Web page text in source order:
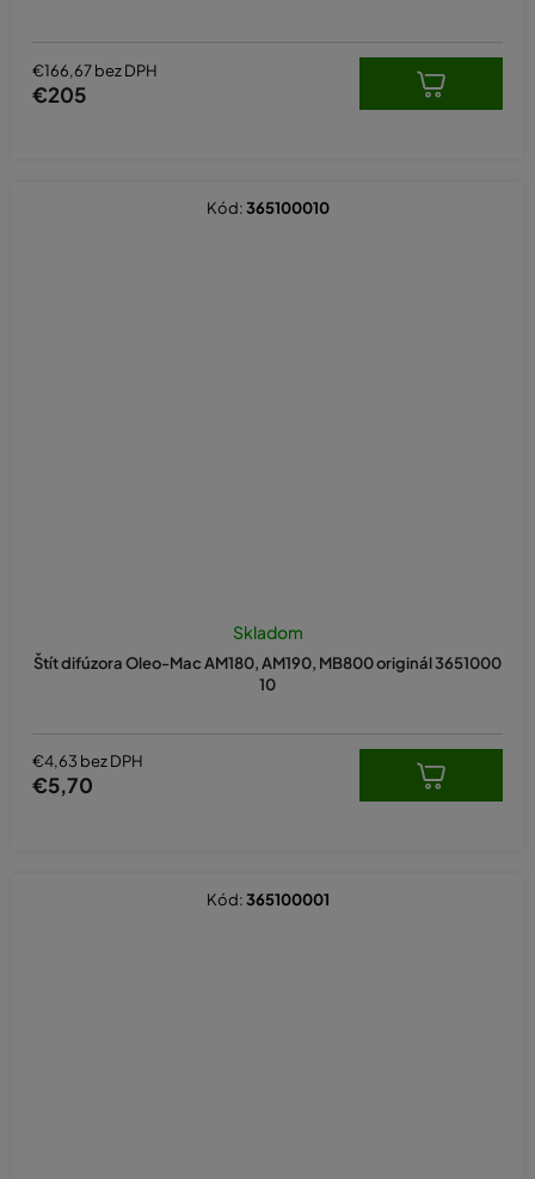
€166,67 bez DPH
€205
Štít difúzora Oleo-Mac AM180, AM190, MB800 originál 3651000
10
Skladom
€4,63 bez DPH
€5,70
Kód:365100010
Kód:365100001